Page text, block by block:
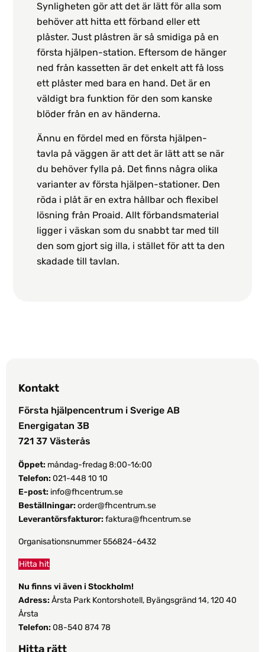
Synligheten gör att det är lätt för alla som
behöver att hitta ett förband eller ett
plåster. Just plåstren är så smidiga på en
första hjälpen-station. Eftersom de hänger
ned från kassetten är det enkelt att få loss
ett plåster med bara en hand. Det är en
väldigt bra funktion för den som kanske
blöder från en av händerna.
Ännu en fördel med en första hjälpen-
tavla på väggen är att det är lätt att se när
du behöver fylla på. Det finns några olika
varianter av första hjälpen-stationer. Den
röda i plåt är en extra hållbar och flexibel
lösning från Proaid. Allt förbandsmaterial
ligger i väskan som du snabbt tar med till
den som gjort sig illa, i stället för att ta den
skadade till tavlan.
Kontakt
Första hjälpencentrum i Sverige AB
Energigatan 3B
721 37 Västerås
Öppet: måndag-fredag 8:00-16:00
Telefon:021-448 10 10
E-post: info@fhcentrum.se
Beställningar: order@fhcentrum.se
Leverantörsfakturor: faktura@fhcentrum.se
Organisationsnummer 556824-6432
Hitta hit
Nu finns vi även i Stockholm!
Adress: Årsta Park Kontorshotell, Byängsgränd 14, 120 40
Årsta
Telefon: 08-540 874 78
Hitta rätt